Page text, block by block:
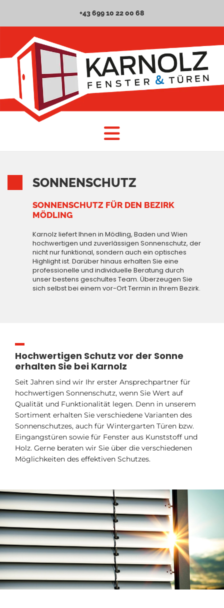
+43 699 10 22 00 68
SONNENSCHUTZ
SONNENSCHUTZ FÜR DEN BEZIRK
MÖDLING
Karnolz liefert Ihnen in Mödling, Baden und Wien
hochwertigen und zuverlässigen Sonnenschutz, der
nicht nur funktional, sondern auch ein optisches
Highlight ist. Darüber hinaus erhalten Sie eine
professionelle und individuelle Beratung durch
unser bestens geschultes Team. Überzeugen Sie
sich selbst bei einem vor-Ort Termin in Ihrem Bezirk.
Hochwertigen Schutz vor der Sonne
erhalten Sie bei Karnolz
Seit Jahren sind wir Ihr erster Ansprechpartner für
hochwertigen Sonnenschutz, wenn Sie Wert auf
Qualität und Funktionalität legen. Denn in unserem
Sortiment erhalten Sie verschiedene Varianten des
Sonnenschutzes, auch für Wintergarten Türen bzw.
Eingangstüren sowie für Fenster aus Kunststoff und
Holz. Gerne beraten wir Sie über die verschiedenen
Möglichkeiten des effektiven Schutzes.